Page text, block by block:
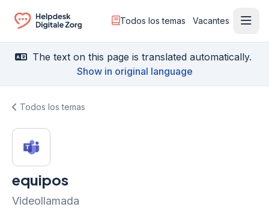
Ga naar de homepagina
Todos los temas Vacantes
The text on this page is translated automatically.
Show in original language
Todos los temas
equipos
Videollamada